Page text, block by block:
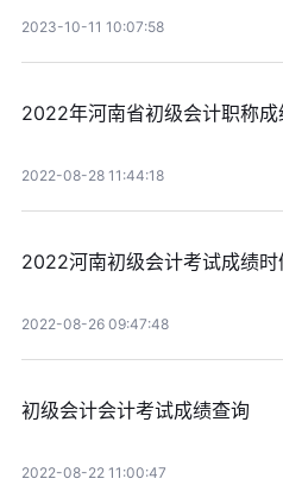
2023-10-11 10:07:58
2022年河南省初级会计职称成
2022-08-28 11:44:18
2022河南初级会计考试成绩时
2022-08-26 09:47:48
初级会计会计考试成绩查询
2022-08-22 11:00:47